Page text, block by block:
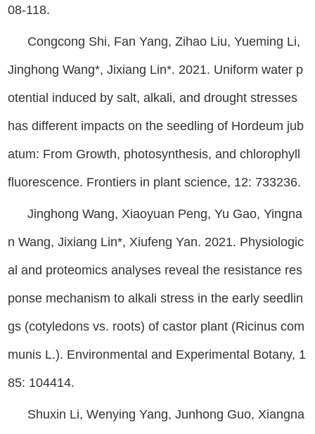
08-118.
Congcong Shi, Fan Yang, Zihao Liu, Yueming Li,
Jinghong Wang*, Jixiang Lin*. 2021. Uniform water p
otential induced by salt, alkali, and drought stresses
has different impacts on the seedling of Hordeum jub
atum: From Growth, photosynthesis, and chlorophyll
fluorescence. Frontiers in plant science, 12: 733236.
Jinghong Wang, Xiaoyuan Peng, Yu Gao, Yingna
n Wang, Jixiang Lin*, Xiufeng Yan. 2021. Physiologic
al and proteomics analyses reveal the resistance res
ponse mechanism to alkali stress in the early seedlin
gs (cotyledons vs. roots) of castor plant (Ricinus com
munis L.). Environmental and Experimental Botany, 1
85: 104414.
Shuxin Li, Wenying Yang, Junhong Guo, Xiangna